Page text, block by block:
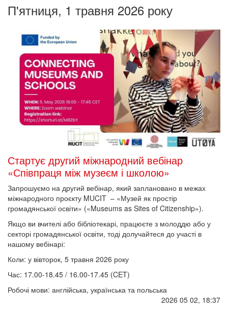
П'ятниця, 1 травня 2026 року
Стартує другий міжнародний вебінар
«Співпраця між музеєм і школою»
Запрошуємо на другий вебінар, який заплановано в межах
міжнародного проєкту MUCIT – «Музей як простір
громадянської освіти» («Museums as Sites of Citizenship»).
Якщо ви вчителі або бібліотекарі, працюєте з молоддю або у
секторі громадянської освіти, тоді долучайтеся до участі в
нашому вебінарі:
Коли: у вівторок, 5 травня 2026 року
Час: 17.00-18.45 / 16.00-17.45 (CET)
Робочі мови: англійська, українська та польська
2026 05 02, 18:37